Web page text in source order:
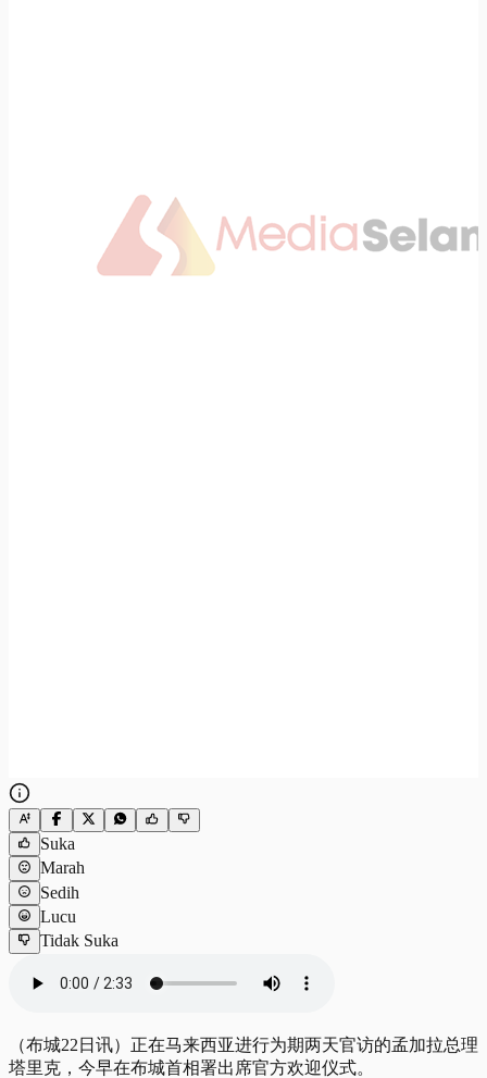
Suka
Marah
Sedih
Lucu
Tidak Suka
（布城22日讯）正在马来西亚进行为期两天官访的孟加拉总理
塔里克，今早在布城首相署出席官方欢迎仪式。